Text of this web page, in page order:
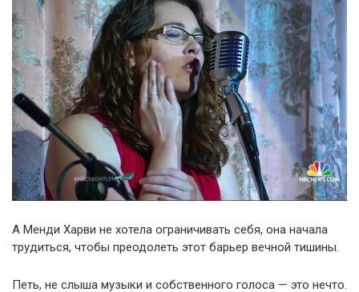
А Менди Харви не хотела ограничивать себя, она начала
трудиться, чтобы преодолеть этот барьер вечной тишины.
Петь, не слыша музыки и собственного голоса — это нечто.